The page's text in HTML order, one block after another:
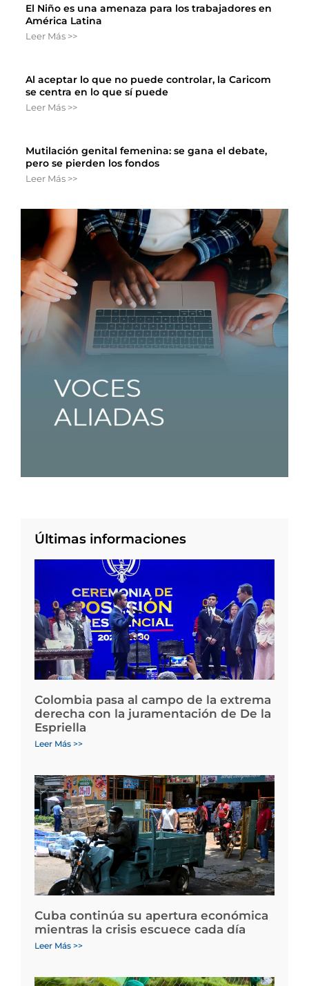
El Niño es una amenaza para los trabajadores en
América Latina
Leer Más >>
Al aceptar lo que no puede controlar, la Caricom
se centra en lo que sí puede
Leer Más >>
Mutilación genital femenina: se gana el debate,
pero se pierden los fondos
Leer Más >>
Últimas informaciones
Colombia pasa al campo de la extrema
derecha con la juramentación de De la
Espriella
Leer Más >>
Cuba continúa su apertura económica
mientras la crisis escuece cada día
Leer Más >>